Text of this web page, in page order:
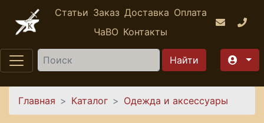
Перейти к основному содержанию
Статьи Заказ Доставка Оплата
ЧаВО Контакты
Найти
Вы здесь
Главная Каталог Одежда и аксессуары